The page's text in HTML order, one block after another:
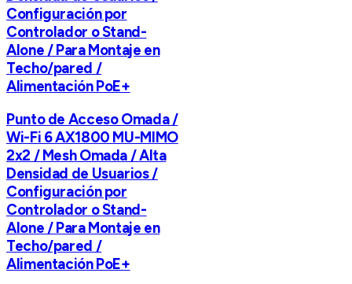
Configuración por
Controlador o Stand-
Alone / Para Montaje en
Techo/pared /
Alimentación PoE+
Punto de Acceso Omada /
Wi-Fi 6 AX1800 MU-MIMO
2x2 / Mesh Omada / Alta
Densidad de Usuarios /
Configuración por
Controlador o Stand-
Alone / Para Montaje en
Techo/pared /
Alimentación PoE+